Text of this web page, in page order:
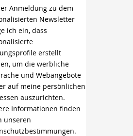
Anmeldung zu dem
Newsletter
ich ein, dass
erstellt
um die werbliche
und Webangebote
auf meine persönlichen
auszurichten.
Informationen finden
unseren